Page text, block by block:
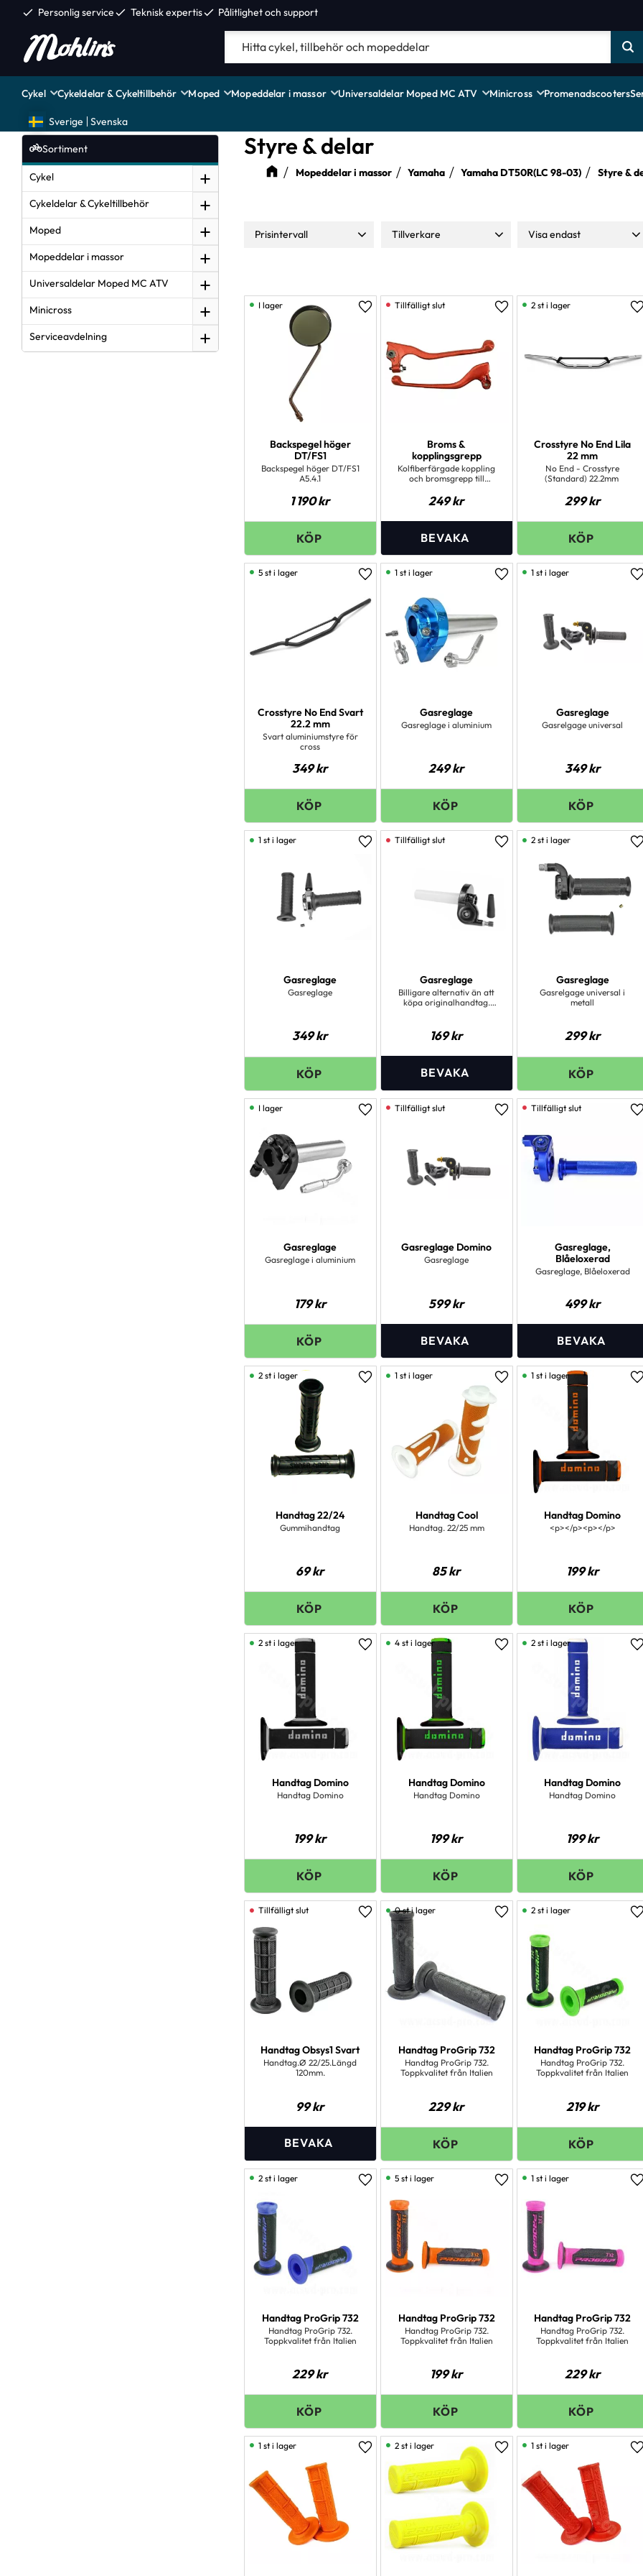
check Personlig servicecheck Teknisk expertischeck Pålitlighet och support
Cykel Cykeldelar & Cykeltillbehör Moped Mopeddelar i massor Universaldelar Moped MC ATV Minicross Promenadscooters
Sverige Svenska
Styre & delar
Mopeddelar i massor Yamaha Yamaha DT50R(LC 98-03) Styre &
Prisintervall
Tillverkare
ProGrip
16
Visa endast
Backspegel höger
DT/FS1
Backspegel höger DT/FS1
A5.4.1
1 190kr
Lägg till i favoriter
I lager
Broms &
kopplingsgrepp
Kolfiberfärgade koppling
och bromsgrepp till
Aprilia RS 99-05.
249kr
Lägg till i favoriter
Crosstyre No End Lila
22 mm
No End - Crosstyre
(Standard) 22.2mm
299kr
2 st i lager
Crosstyre No End Svart
22.2 mm
Svart aluminiumstyre för
cross
349kr
Lägg till i favoriter
5 st i lager
Gasreglage
Gasreglage i aluminium
249kr
Lägg till i favoriter
1 st i lager
Gasreglage
Gasrelgage universal
349kr
1 st i lager
Gasreglage
Gasreglage
349kr
Lägg till i favoriter
1 st i lager
Gasreglage
Billigare alternativ än att
köpa originalhandtag.
flesta originalhandtagen.
Invändig diameter är 23
169kr
Lägg till i favoriter
Gasreglage
Gasrelgage universal i
metall
299kr
2 st i lager
Gasreglage
Gasreglage i aluminium
179kr
Lägg till i favoriter
I lager
Gasreglage Domino
Gasreglage
599kr
Lägg till i favoriter
Gasreglage,
Blåeloxerad
Gasreglage, Blåeloxerad
499kr
Handtag 22/24
Gummihandtag
69kr
Lägg till i favoriter
2 st i lager
Handtag Cool
Handtag. 22/25 mm
85kr
Lägg till i favoriter
1 st i lager
Handtag Domino
<p></p><p></p>
199kr
1 st i lager
Handtag Domino
Handtag Domino
199kr
Lägg till i favoriter
2 st i lager
Handtag Domino
Handtag Domino
199kr
Lägg till i favoriter
4 st i lager
Handtag Domino
Handtag Domino
199kr
2 st i lager
Handtag Obsys1 Svart
Handtag.Ø 22/25.Längd
120mm.
99kr
Lägg till i favoriter
Handtag ProGrip 732
Handtag ProGrip 732.
Toppkvalitet från Italien
229kr
Lägg till i favoriter
0 st i lager
Handtag ProGrip 732
Handtag ProGrip 732.
Toppkvalitet från Italien
219kr
2 st i lager
Handtag ProGrip 732
Handtag ProGrip 732.
Toppkvalitet från Italien
229kr
Lägg till i favoriter
2 st i lager
Handtag ProGrip 732
Handtag ProGrip 732.
Toppkvalitet från Italien
199kr
Lägg till i favoriter
5 st i lager
Handtag ProGrip 732
Handtag ProGrip 732.
Toppkvalitet från Italien
229kr
1 st i lager
Lägg till i favoriter
1 st i lager
Lägg till i favoriter
2 st i lager 1 st i lager
Sortiment
Cykel
Cykeldelar & Cykeltillbehör
Moped
Mopeddelar i massor
Universaldelar Moped MC ATV
Minicross
Serviceavdelning